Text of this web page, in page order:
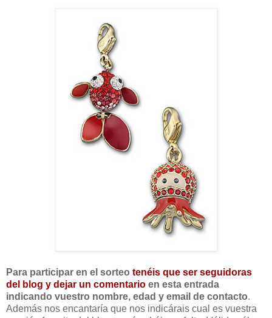
Para participar en el sorteo tenéis que ser seguidoras
del blog y dejar un comentario en esta entrada
indicando vuestro nombre, edad y email de contacto.
Además nos encantaría que nos indicárais cual es vuestra